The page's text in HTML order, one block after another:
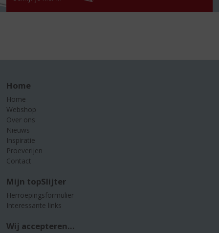
Home
Home
Webshop
Over ons
Nieuws
Inspiratie
Proeverijen
Contact
Mijn topSlijter
Herroepingsformulier
Interessante links
Wij accepteren...